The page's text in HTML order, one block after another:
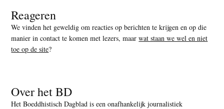
Reageren
We vinden het geweldig om reacties op berichten te krijgen en op die
manier in contact te komen met lezers, maarwat staan we wel en niet
toe op de site?
Over het BD
Het Boeddhistisch Dagblad is een onafhankelijk journalistiek